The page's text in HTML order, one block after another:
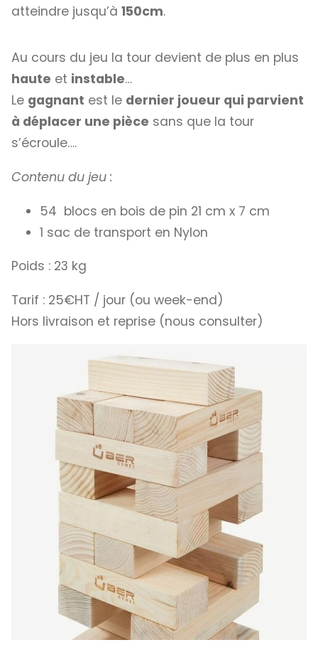
atteindre jusqu’à 150cm.
Au cours du jeu la tour devient de plus en plus
haute et instable…
Le gagnant est le dernier joueur qui parvient
à déplacer une pièce sans que la tour
s’écroule….
Contenu du jeu :
54 blocs en bois de pin 21 cm x 7 cm
1 sac de transport en Nylon
Poids : 23 kg
Tarif : 25€HT / jour (ou week-end)
Hors livraison et reprise (nous consulter)